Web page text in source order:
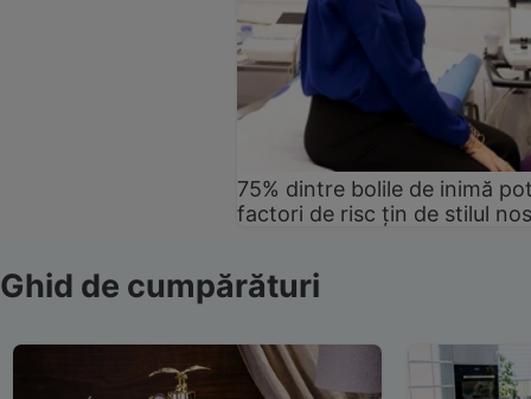
75% dintre bolile de inimă
factori de risc țin de stilul
Ghid de cumpărături